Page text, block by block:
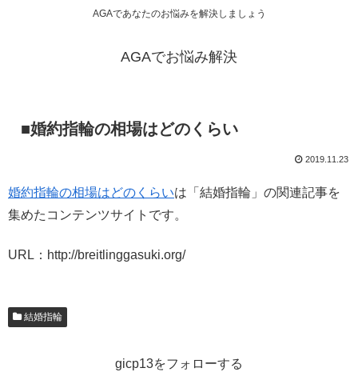
AGAであなたのお悩みを解決しましょう
AGAでお悩み解決
■婚約指輪の相場はどのくらい
2019.11.23
婚約指輪の相場はどのくらいは「結婚指輪」の関連記事を
集めたコンテンツサイトです。
URL：http://breitlinggasuki.org/
結婚指輪
gicp13をフォローする